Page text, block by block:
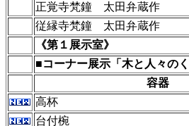
正覚寺梵鐘 太田弁蔵作
従縁寺梵鐘 太田弁蔵作
《第１展示室》
■コーナー展示「木と人々のく
容器
高杯
台付椀